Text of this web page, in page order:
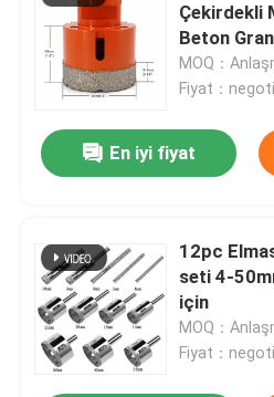
Çekirdekli
Beton
MOQ：
Fiyat：
En iyi fiyat
12pc
seti 4-
için
MOQ：
Fiyat：